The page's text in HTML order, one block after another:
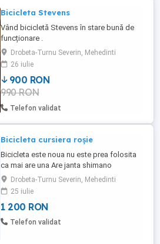
Bicicleta Stevens
Vând bicicletă Stevens în stare bună de
funcționare .
Drobeta-Turnu Severin, Mehedinti
26 iulie
900 RON
990 RON
Telefon validat
Bicicleta cursiera roșie
Bicicleta este noua nu este prea folosita
ca mai are una Are janta shimano
cauciucuri michelin pedalier shimano xt
frane ergo power mecanice coarne
berbec cadru carbon mărime S 3 ca în
poza în rest e buna de plimbare și curse
preț 12 milioane
Drobeta-Turnu Severin, Mehedinti
25 iulie
1 200 RON
Telefon validat